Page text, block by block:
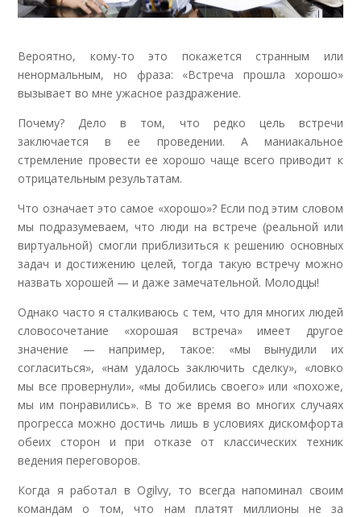
Вероятно, кому-то это покажется странным или
ненормальным, но фраза: «Встреча прошла хорошо»
вызывает во мне ужасное раздражение.
Почему? Дело в том, что редко цель встречи
заключается в ее проведении. А маниакальное
стремление провести ее хорошо чаще всего приводит к
отрицательным результатам.
Что означает это самое «хорошо»? Если под этим словом
мы подразумеваем, что люди на встрече (реальной или
виртуальной) смогли приблизиться к решению основных
задач и достижению целей, тогда такую встречу можно
назвать хорошей — и даже замечательной. Молодцы!
Однако часто я сталкиваюсь с тем, что для многих людей
словосочетание «хорошая встреча» имеет другое
значение — например, такое: «мы вынудили их
согласиться», «нам удалось заключить сделку», «ловко
мы все провернули», «мы добились своего» или «похоже,
мы им понравились». В то же время во многих случаях
прогресса можно достичь лишь в условиях дискомфорта
обеих сторон и при отказе от классических техник
ведения переговоров.
Когда я работал в Ogilvy, то всегда напоминал своим
командам о том, что нам платят миллионы не за